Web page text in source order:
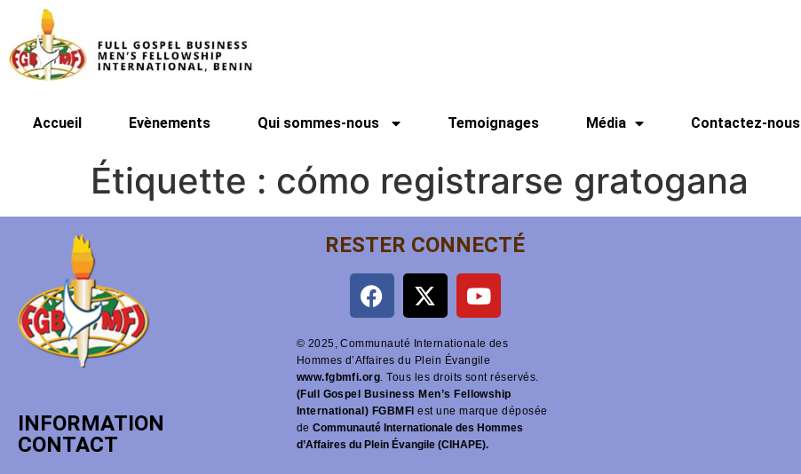
Accueil Evènements Qui sommes-nous Temoignages Média Contactez-nous
Étiquette : cómo registrarse gratogana
INFORMATION
CONTACT
RESTER CONNECTÉ
© 2025, Communauté Internationale des
Hommes d’Affaires du Plein Évangile
www.fgbmfi.org. Tous les droits sont réservés.
(Full Gospel Business Men’s Fellowship
International) FGBMFI est une marque déposée
deCommunauté Internationale des Hommes
d’Affaires du Plein Évangile (CIHAPE).